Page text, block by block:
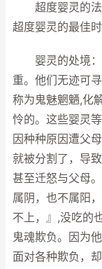
超度婴灵的法
超度婴灵的最佳
婴灵的处境：
重。他们无迹可
称为鬼魅魍魉,化
怜的。这些婴灵
因种种原因遭父
就被分割了，导
甚至迁怒与父母
属阴，也不属阳
不上，』,没吃的
鬼魂欺负。因为
面对各种欺负，